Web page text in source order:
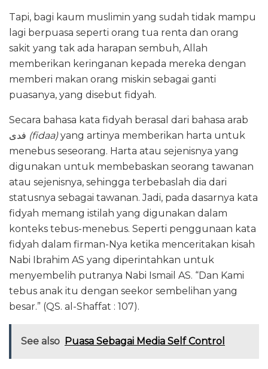
Tapi, bagi kaum muslimin yang sudah tidak mampu
lagi berpuasa seperti orang tua renta dan orang
sakit yang tak ada harapan sembuh, Allah
memberikan keringanan kepada mereka dengan
memberi makan orang miskin sebagai ganti
puasanya, yang disebut fidyah.
Secara bahasa kata fidyah berasal dari bahasa arab
(fidaa)yang artinya memberikan harta untuk
menebus seseorang. Harta atau sejenisnya yang
digunakan untuk membebaskan seorang tawanan
atau sejenisnya, sehingga terbebaslah dia dari
statusnya sebagai tawanan. Jadi, pada dasarnya kata
fidyah memang istilah yang digunakan dalam
konteks tebus-menebus. Seperti penggunaan kata
fidyah dalam firman-Nya ketika menceritakan kisah
Nabi Ibrahim AS yang diperintahkan untuk
menyembelih putranya Nabi Ismail AS. “Dan Kami
tebus anak itu dengan seekor sembelihan yang
besar.” (QS. al-Shaffat : 107).
See also Puasa Sebagai Media Self Control